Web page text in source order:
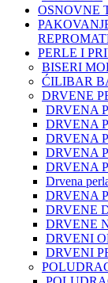
OSNOVNE
PERLE I
BISERI
ĆILIBAR
DRVENE
DRVENA
DRVENA
DRVENA
DRVENA
DRVENA
Drvena
DRVENA
DRVENE
DRVENE
DRVENI
DRVENI